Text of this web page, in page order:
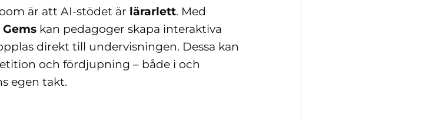
är att AI‑stödet är lärarlett. Med
kan pedagoger skapa interaktiva
direkt till undervisningen. Dessa kan
och fördjupning – både i och
egen takt.